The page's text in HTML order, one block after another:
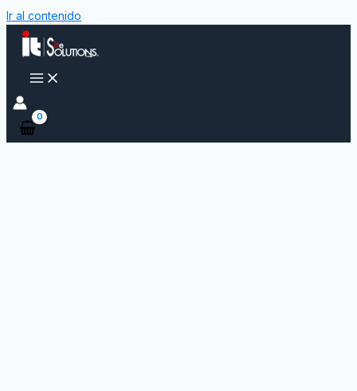
Ir al contenido